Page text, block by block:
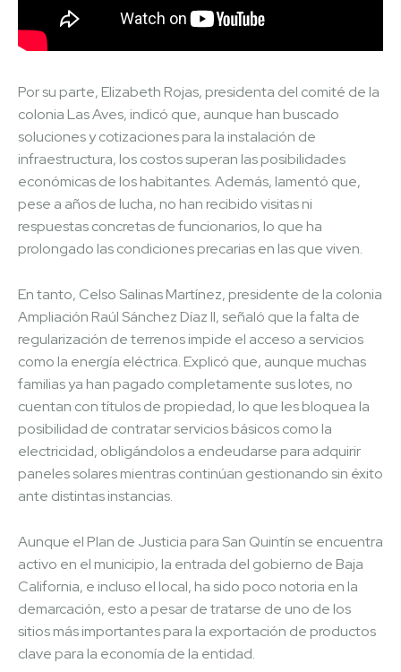
Por su parte, Elizabeth Rojas, presidenta del comité de la
colonia Las Aves, indicó que, aunque han buscado
soluciones y cotizaciones para la instalación de
infraestructura, los costos superan las posibilidades
económicas de los habitantes. Además, lamentó que,
pese a años de lucha, no han recibido visitas ni
respuestas concretas de funcionarios, lo que ha
prolongado las condiciones precarias en las que viven.
En tanto, Celso Salinas Martínez, presidente de la colonia
Ampliación Raúl Sánchez Díaz II, señaló que la falta de
regularización de terrenos impide el acceso a servicios
como la energía eléctrica. Explicó que, aunque muchas
familias ya han pagado completamente sus lotes, no
cuentan con títulos de propiedad, lo que les bloquea la
posibilidad de contratar servicios básicos como la
electricidad, obligándolos a endeudarse para adquirir
paneles solares mientras continúan gestionando sin éxito
ante distintas instancias.
Aunque el Plan de Justicia para San Quintín se encuentra
activo en el municipio, la entrada del gobierno de Baja
California, e incluso el local, ha sido poco notoria en la
demarcación, esto a pesar de tratarse de uno de los
sitios más importantes para la exportación de productos
clave para la economía de la entidad.